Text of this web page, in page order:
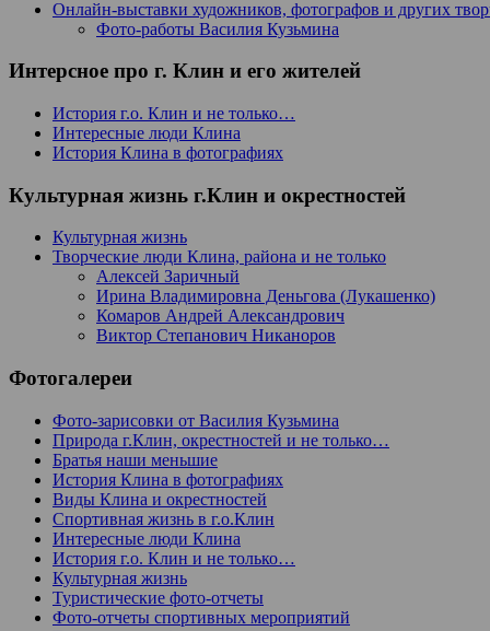
Онлайн-выставки художников, фотографов и других
Фото-работы Василия Кузьмина
Интерсное про г. Клин и его жителей
История г.о. Клин и не только…
Интересные люди Клина
История Клина в фотографиях
Культурная жизнь г.Клин и окрестностей
Культурная жизнь
Творческие люди Клина, района и не только
Алексей Заричный
Ирина Владимировна Деньгова (Лукашенко)
Комаров Андрей Александрович
Виктор Степанович Никаноров
Фотогалереи
Фото-зарисовки от Василия Кузьмина
Природа г.Клин, окрестностей и не только…
Братья наши меньшие
История Клина в фотографиях
Виды Клина и окрестностей
Спортивная жизнь в г.о.Клин
Интересные люди Клина
История г.о. Клин и не только…
Культурная жизнь
Туристические фото-отчеты
Фото-отчеты спортивных мероприятий